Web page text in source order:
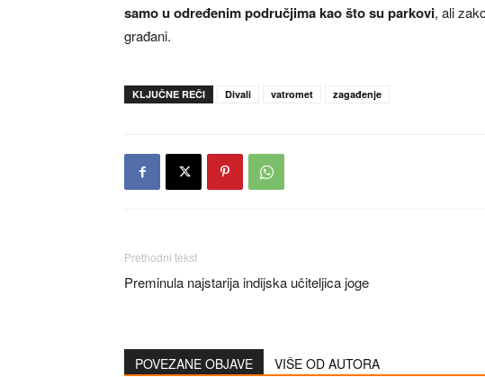
samo u određenim područjima kao što su parkovi, ali
građani.
KLJUČNE REČI Divali vatromet zagađenje
Prethodni tekst
Preminula najstarija indijska učiteljica joge
POVEZANE OBJAVE VIŠE OD AUTORA